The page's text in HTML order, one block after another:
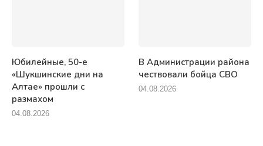
Юбилейные, 50-е
«Шукшинские дни на
Алтае» прошли с
размахом
04.08.2026
В Администрации района
чествовали бойца СВО
04.08.2026